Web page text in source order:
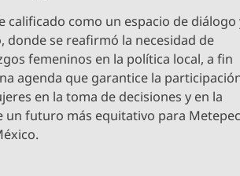
calificado como un espacio de diálogo
donde se reafirmó la necesidad de
femeninos en la política local, a fin
agenda que garantice la
en la toma de decisiones y en la
un futuro más equitativo para